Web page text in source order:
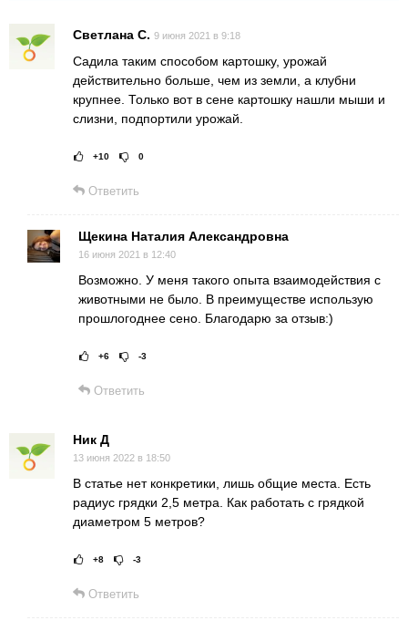
Светлана С. 9 июня 2021 в 9:18
Садила таким способом картошку, урожай
действительно больше, чем из земли, а клубни
крупнее. Только вот в сене картошку нашли мыши и
слизни, подпортили урожай.
Рейтинг статьи:
+10 0
Ответить
Щекина Наталия Александровна
16 июня 2021 в 12:40
Возможно. У меня такого опыта взаимодействия с
животными не было. В преимуществе использую
прошлогоднее сено. Благодарю за отзыв:)
Рейтинг статьи:
+6 -3
Ответить
Ник Д
13 июня 2022 в 18:50
В статье нет конкретики, лишь общие места. Есть
радиус грядки 2,5 метра. Как работать с грядкой
диаметром 5 метров?
Рейтинг статьи:
+8 -3
Ответить